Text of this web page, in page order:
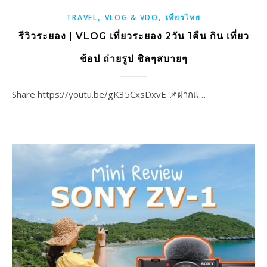
TRAVEL, VLOG & VDO , เที่ยวไทย
รีวิวระยอง | VLOG เที่ยวระยอง 2วัน 1คืน กิน เที่ยว
ช้อป ถ่ายรูป ชิลๆสบายๆ
Share https://youtu.be/gK35CxsDxvE 📌ฝากแ…